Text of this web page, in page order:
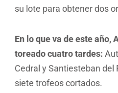
su lote para obtener dos
En lo que va de este año,
toreado cuatro tardes:
Cedral y Santiesteban del
siete trofeos cortados.